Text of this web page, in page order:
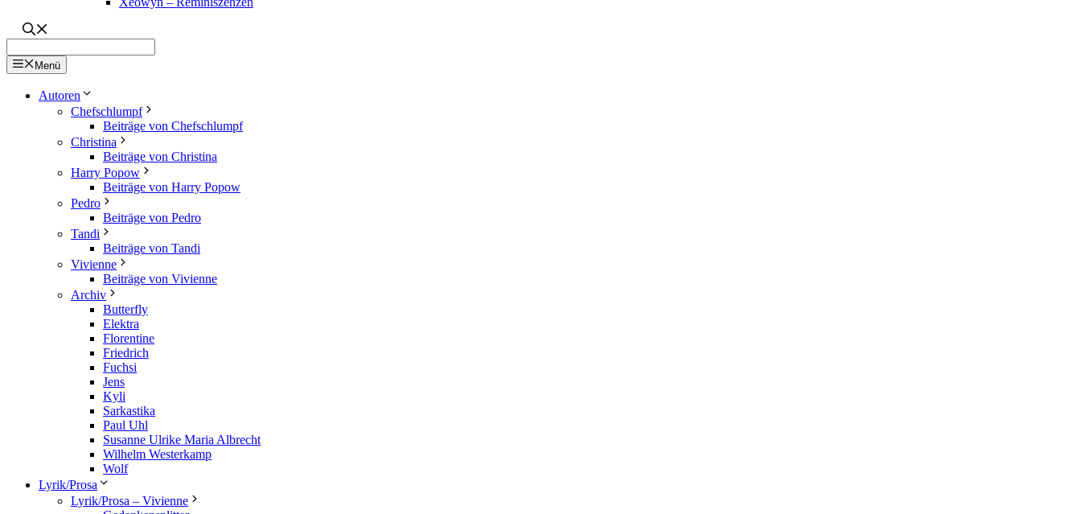
Menü
Autoren
Chefschlumpf
Beiträge von Chefschlumpf
Christina
Beiträge von Christina
Harry Popow
Beiträge von Harry Popow
Pedro
Beiträge von Pedro
Tandi
Beiträge von Tandi
Vivienne
Beiträge von Vivienne
Archiv
Butterfly
Elektra
Florentine
Friedrich
Fuchsi
Jens
Kyli
Sarkastika
Paul Uhl
Susanne Ulrike Maria Albrecht
Wilhelm Westerkamp
Wolf
Lyrik/Prosa
Lyrik/Prosa – Vivienne